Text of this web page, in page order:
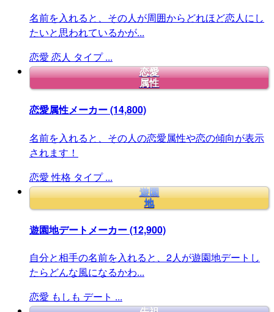
名前を入れると、その人が周囲からどれほど恋人にし
たいと思われているかが...
恋愛 恋人 タイプ ...
恋愛
属性
恋愛属性メーカー(14,800)
名前を入れると、その人の恋愛属性や恋の傾向が表示
されます！
恋愛 性格 タイプ ...
遊園
地
遊園地デートメーカー(12,900)
自分と相手の名前を入れると、2人が遊園地デートし
たらどんな風になるかわ...
恋愛 もしも デート ...